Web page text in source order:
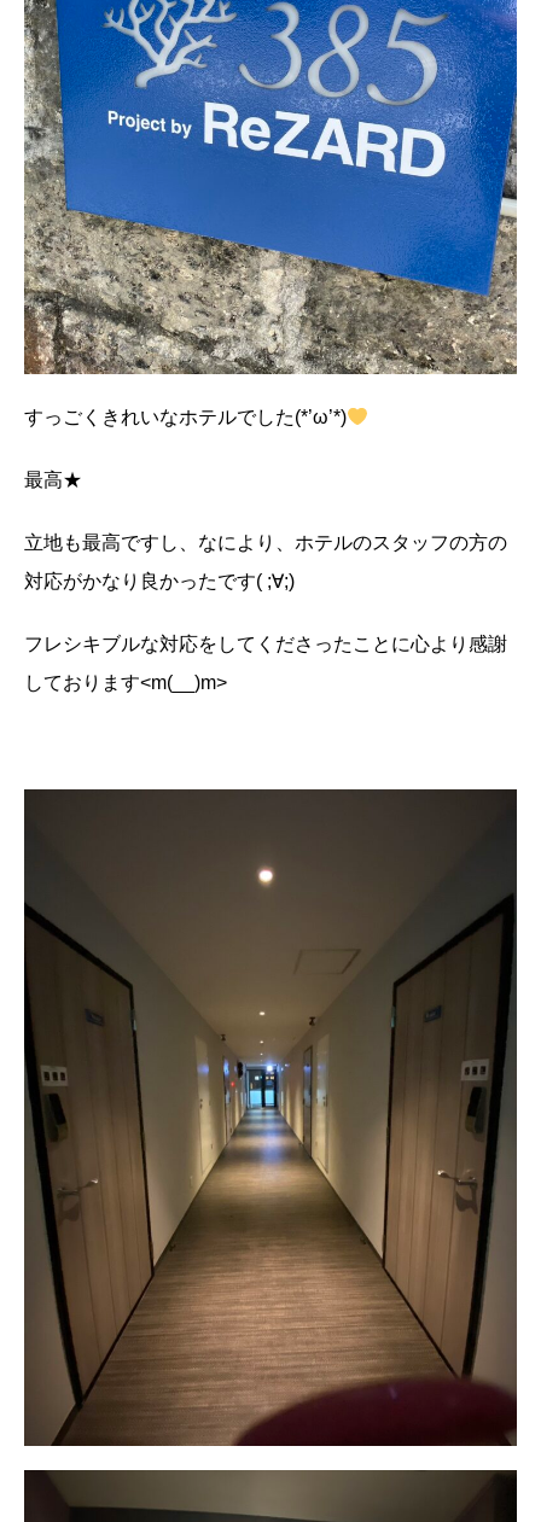
すっごくきれいなホテルでした(*’ω’*)
最高★
立地も最高ですし、なにより、ホテルのスタッフの方の
対応がかなり良かったです( ;∀;)
フレシキブルな対応をしてくださったことに心より感謝
しております<m(__)m>